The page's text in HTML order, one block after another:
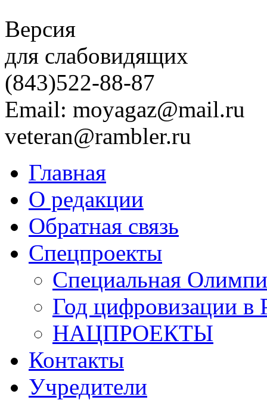
Версия
для слабовидящих
(843)522-88-87
Email: moyagaz@mail.ru
veteran@rambler.ru
Главная
О редакции
Обратная связь
Спецпроекты
Специальная
Год цифровизации в
НАЦПРОЕКТЫ
Контакты
Учредители